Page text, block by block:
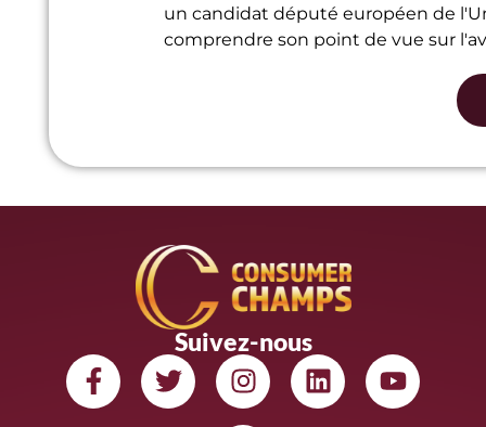
un candidat député européen de
comprendre son point de vue sur
Suivez-nous